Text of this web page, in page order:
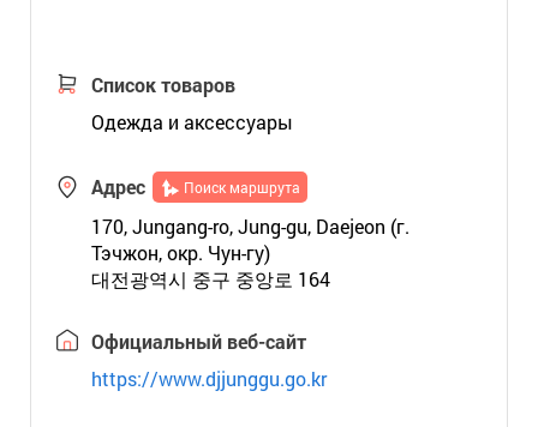
Список товаров
Одежда и аксессуары
Адрес Поиск маршрута
170, Jungang-ro, Jung-gu, Daejeon (г.
Тэчжон, окр. Чун-гу)
대전광역시 중구 중앙로 164
Официальный веб-сайт
https://www.djjunggu.go.kr